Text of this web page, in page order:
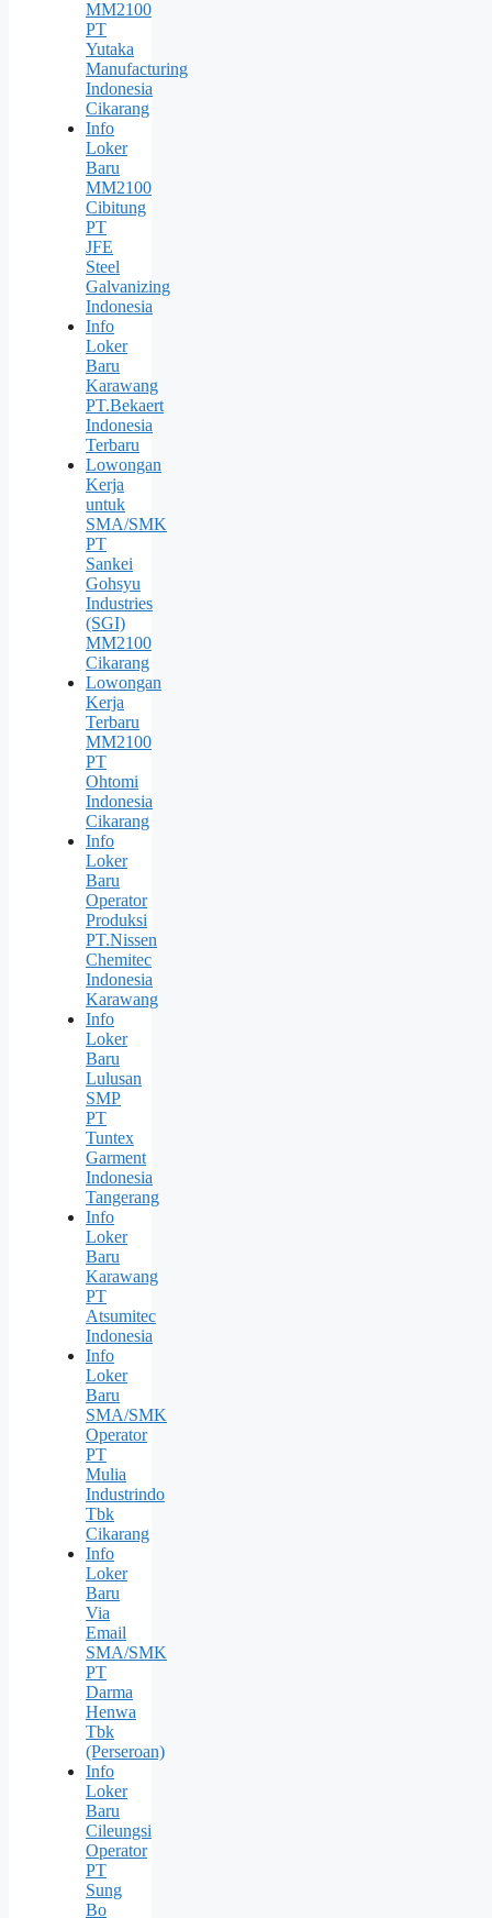
MM2100
PT
Yutaka
Manufacturing
Indonesia
Cikarang
Info
Loker
Baru
MM2100
Cibitung
PT
JFE
Steel
Galvanizing
Indonesia
Info
Loker
Baru
Karawang
PT.Bekaert
Indonesia
Terbaru
Lowongan
Kerja
untuk
SMA/SMK
PT
Sankei
Gohsyu
Industries
(SGI)
MM2100
Cikarang
Lowongan
Kerja
Terbaru
MM2100
PT
Ohtomi
Indonesia
Cikarang
Info
Loker
Baru
Operator
Produksi
PT.Nissen
Chemitec
Indonesia
Karawang
Info
Loker
Baru
Lulusan
SMP
PT
Tuntex
Garment
Indonesia
Tangerang
Info
Loker
Baru
Karawang
PT
Atsumitec
Indonesia
Info
Loker
Baru
SMA/SMK
Operator
PT
Mulia
Industrindo
Tbk
Cikarang
Info
Loker
Baru
Via
Email
SMA/SMK
PT
Darma
Henwa
Tbk
(Perseroan)
Info
Loker
Baru
Cileungsi
Operator
PT
Sung
Bо